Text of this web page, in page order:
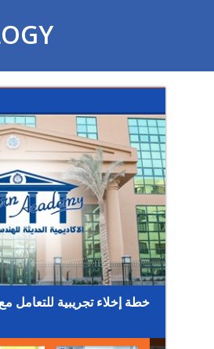
خطة إخلاء تجريبية للتعامل